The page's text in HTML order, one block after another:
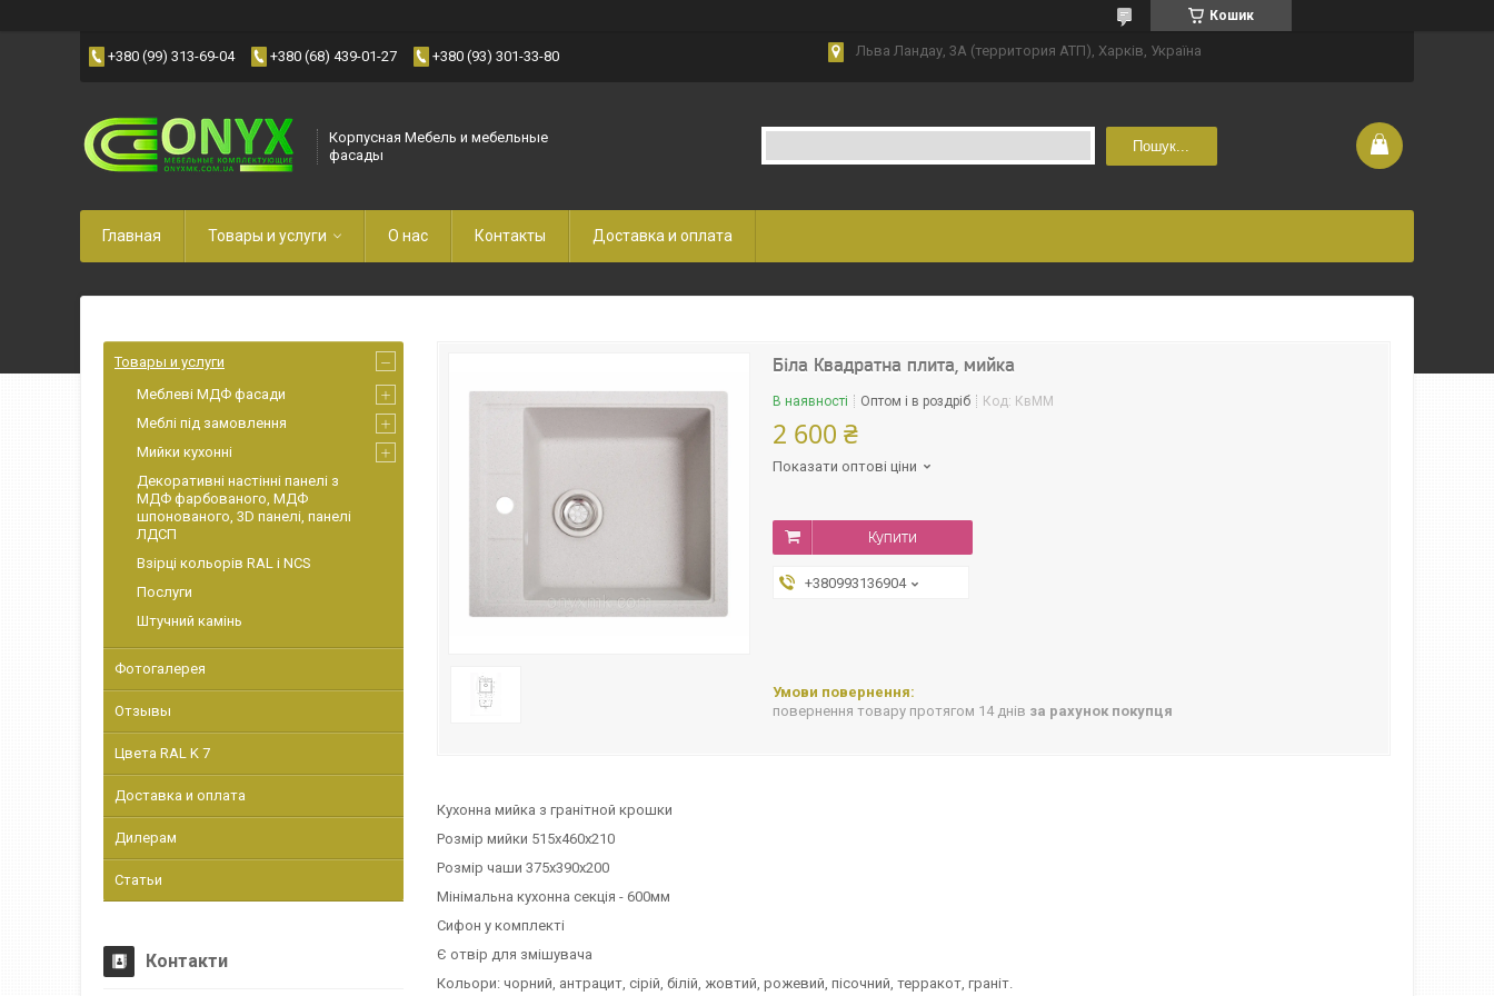
Кошик
+380 (99) 313-69-04 +380 (68) 439-01-27 +380 (93) 301-33-80 Льва Ландау, 3А (территория АТП), Харків, Україна
Корпусная Мебель и мебельные
фасады
Пошук...
Главная Товары и услуги О нас Контакты Доставка и оплата
Біла Квадратна плита, мийка
В наявності Оптом і в роздріб Код: КвММ
2 600 ₴
Показати оптові ціни
Купити
+380993136904
повернення товару протягом 14 днів за рахунок покупця
Кухонна мийка з гранітной крошки
Розмір мийки 515х460х210
Розмір чаши 375х390х200
Мінімальна кухонна секція - 600мм
Сифон у комплекті
Є отвір для змішувача
Кольори: чорний, антрацит, сірій, білій, жовтий, рожевий, пісочний, терракот, граніт.
Товары и услуги
Меблеві МДФ фасади
Меблі під замовлення
Мийки кухонні
Декоративні настінні панелі з
МДФ фарбованого, МДФ
шпонованого, 3D панелі, панелі
ЛДСП
Взірці кольорів RAL і NCS
Послуги
Штучний камінь
Фотогалерея
Отзывы
Цвета RAL K 7
Доставка и оплата
Дилерам
Статьи
Контакти